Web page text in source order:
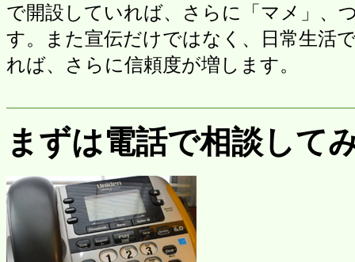
で開設していれば、さらに「マメ」、
す。また宣伝だけではなく、日常生活
れば、さらに信頼度が増します。
まずは電話で相談して